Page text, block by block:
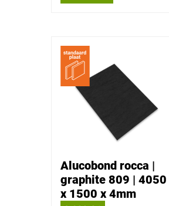
Alucobond rocca |
graphite 809 | 4050
x 1500 x 4mm